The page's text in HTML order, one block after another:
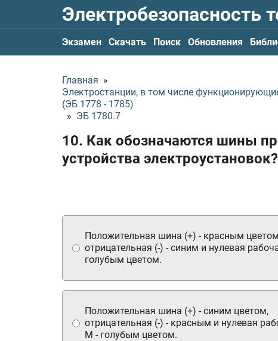
Электробезопасность
Экзамен Скачать Поиск Обновления
Главная »
Электростанции, в том числе
(ЭБ 1778 - 1785)
» ЭБ 1780.7
10. Как обозначаются шины
устройства электроустановок?
Положительная шина (+) - красным
отрицательная (-) - синим и нулевая
голубым цветом.
Положительная шина (+) - синим цветом,
отрицательная (-) - красным и нулевая
M - голубым цветом.